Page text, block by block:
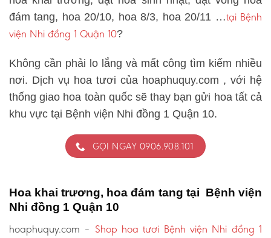
đám tang, hoa 20/10, hoa 8/3, hoa 20/11 …tại Bệnh
viện Nhi đồng 1 Quận 10?
Không cần phải lo lắng và mất công tìm kiếm nhiều
nơi. Dịch vụ hoa tươi của hoaphuquy.com , với hệ
thống giao hoa toàn quốc sẽ thay bạn gửi hoa tất cả
khu vực tại Bệnh viện Nhi đồng 1 Quận 10.
GỌI NGAY 0906.908.101
Hoa khai trương, hoa đám tang tại Bệnh viện
Nhi đồng 1 Quận 10
hoaphuquy.com – Shop hoa tươi Bệnh viện Nhi đồng 1